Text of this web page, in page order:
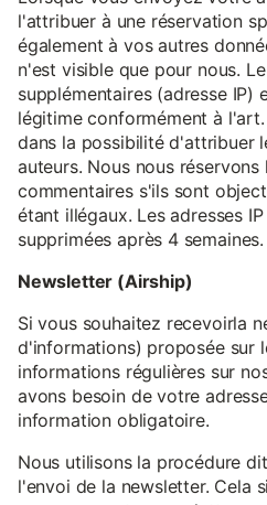
l'attribuer à une réservation
également à vos autres
n'est visible que pour nous.
supplémentaires (adresse IP)
légitime conformément à
dans la possibilité d'attribuer
auteurs. Nous nous
commentaires s'ils sont
étant illégaux. Les adresses
supprimées après 4 semaines.
Newsletter (Airship)
Si vous souhaitez recevoirla
d'informations) proposée sur
informations régulières sur
avons besoin de votre
information obligatoire.
Nous utilisons la procédure
l'envoi de la newsletter. Cela